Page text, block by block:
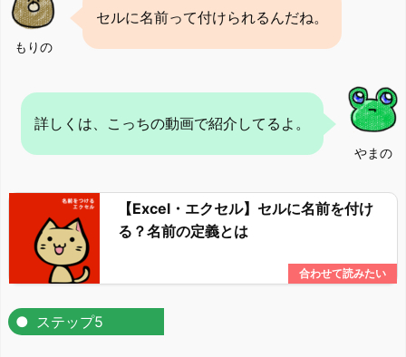
もりの
セルに名前って付けられるんだね。
やまの
詳しくは、こっちの動画で紹介してるよ。
【Excel・エクセル】セルに名前を付け
る？名前の定義とは
ステップ5